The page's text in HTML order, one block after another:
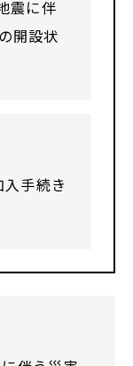
震に伴
開設状
手続き